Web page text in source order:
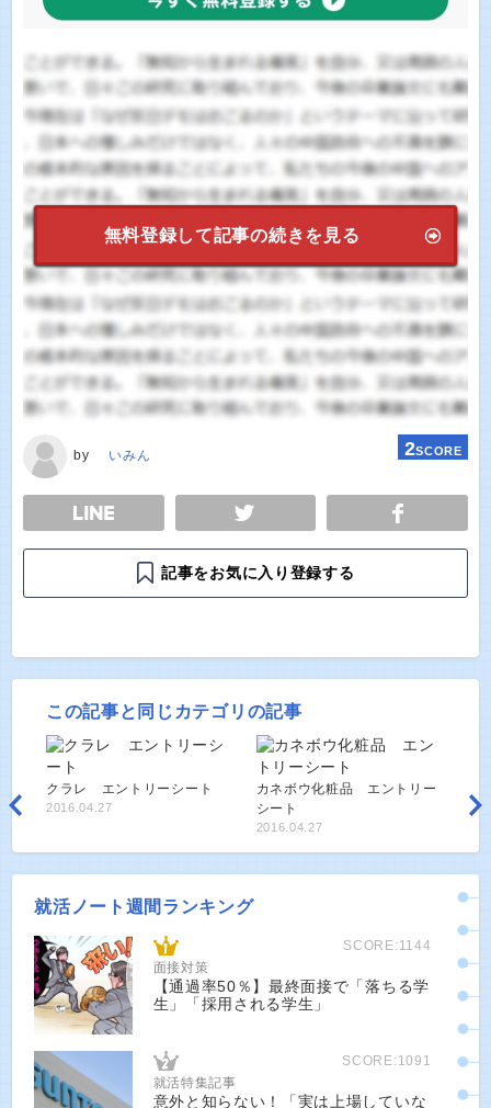
無料登録して記事の続きを見る
by いみん 2SCORE
TWEET
記事をお気に入り登録する
この記事と同じカテゴリの記事
クラレ エントリーシート
2016.04.27
カネボウ化粧品 エントリー
シート
2016.04.27
就活ノート週間ランキング
SCORE:1144
面接対策
【通過率50％】最終面接で「落ちる学
生」「採用される学生」
SCORE:1091
就活特集記事
意外と知らない！「実は上場していな